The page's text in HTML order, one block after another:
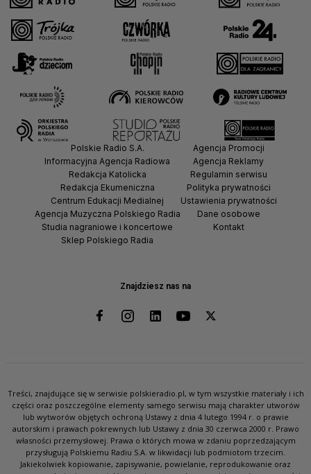
Znajdziesz nas na
Polskie Radio S.A.
Informacyjna Agencja Radiowa
Redakcja Katolicka
Redakcja Ekumeniczna
Centrum Edukacji Medialnej
Agencja Muzyczna Polskiego Radia
Studia nagraniowe i koncertowe
Sklep Polskiego Radia
Agencja Promocji
Agencja Reklamy
Regulamin serwisu
Polityka prywatności
Ustawienia prywatności
Dane osobowe
Kontakt
Treści, znajdujące się w serwisie polskieradio.pl, w tym wszystkie materiały i ich
części oraz poszczególne elementy samego serwisu mają charakter utworów
lub wytworów objętych ochroną Ustawy z dnia 4 lutego 1994 r. o prawie
autorskim i prawach pokrewnych lub Ustawy z dnia 30 czerwca 2000 r. Prawo
własności przemysłowej. Prawa o których mowa w zdaniu poprzedzającym
przysługują Polskiemu Radiu S.A. w likwidacji lub podmiotom trzecim.
Jakiekolwiek kopiowanie, zapisywanie, powielanie, reprodukowanie oraz